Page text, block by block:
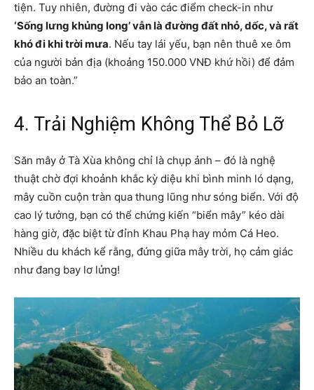
tiện. Tuy nhiên, đường đi vào các điểm check-in như
‘Sống lưng khủng long’ vẫn là đường đất nhỏ, dốc, và rất
khó đi khi trời mưa. Nếu tay lái yếu, bạn nên thuê xe ôm
của người bản địa (khoảng 150.000 VNĐ khứ hồi) để đảm
bảo an toàn.”
4. Trải Nghiệm Không Thể Bỏ Lỡ
Săn mây ở Tà Xùa không chỉ là chụp ảnh – đó là nghệ
thuật chờ đợi khoảnh khắc kỳ diệu khi bình minh ló dạng,
mây cuồn cuộn tràn qua thung lũng như sóng biển. Với độ
cao lý tưởng, bạn có thể chứng kiến “biển mây” kéo dài
hàng giờ, đặc biệt từ đỉnh Khau Phạ hay mỏm Cá Heo.
Nhiều du khách kể rằng, đứng giữa mây trời, họ cảm giác
như đang bay lơ lửng!